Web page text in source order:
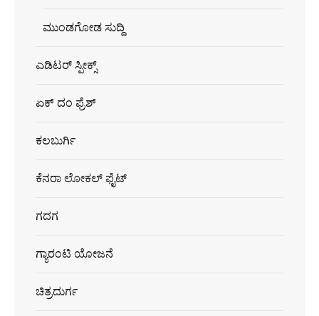
ಮುಂಡಗೋಡ ಸುದ್ದಿ
ಎಡಿಟರ್ ಸ್ಪೀಕ್ಸ್
ಏಕ್ ದಂ ಫ್ರೆಶ್
ಕಲಬುರ್ಗಿ
ಕೆನರಾ ಲೋಕಲ್ ಫೈಟ್
ಗದಗ
ಗ್ಯಾರಂಟಿ ಯೋಜನೆ
ಚಿತ್ರದುರ್ಗ